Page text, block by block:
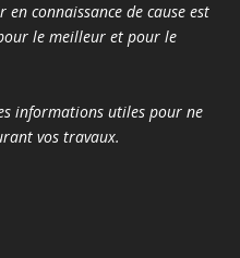
connaissance de cause est
le meilleur et pour le
informations utiles pour ne
vos travaux.